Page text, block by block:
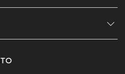
codice etico